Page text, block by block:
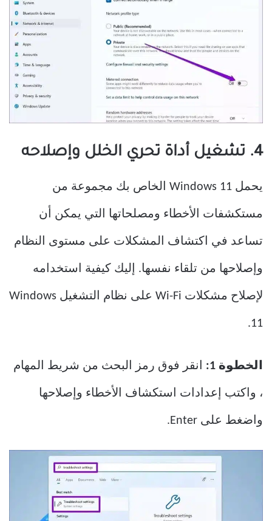
4. تشغيل أداة تحري الخلل وإصلاحه
يحمل Windows 11 الخاص بك مجموعة من
مستكشفات الأخطاء ومصلحاتها التي يمكن أن
تساعد في اكتشاف المشكلات على مستوى النظام
وإصلاحها من تلقاء نفسها. إليك كيفية استخدامه
لإصلاح مشكلات Wi-Fi على نظام التشغيل Windows
11.
الخطوة 1: انقر فوق رمز البحث من شريط المهام
، واكتب إعدادات استكشاف الأخطاء وإصلاحها
واضغط على Enter.